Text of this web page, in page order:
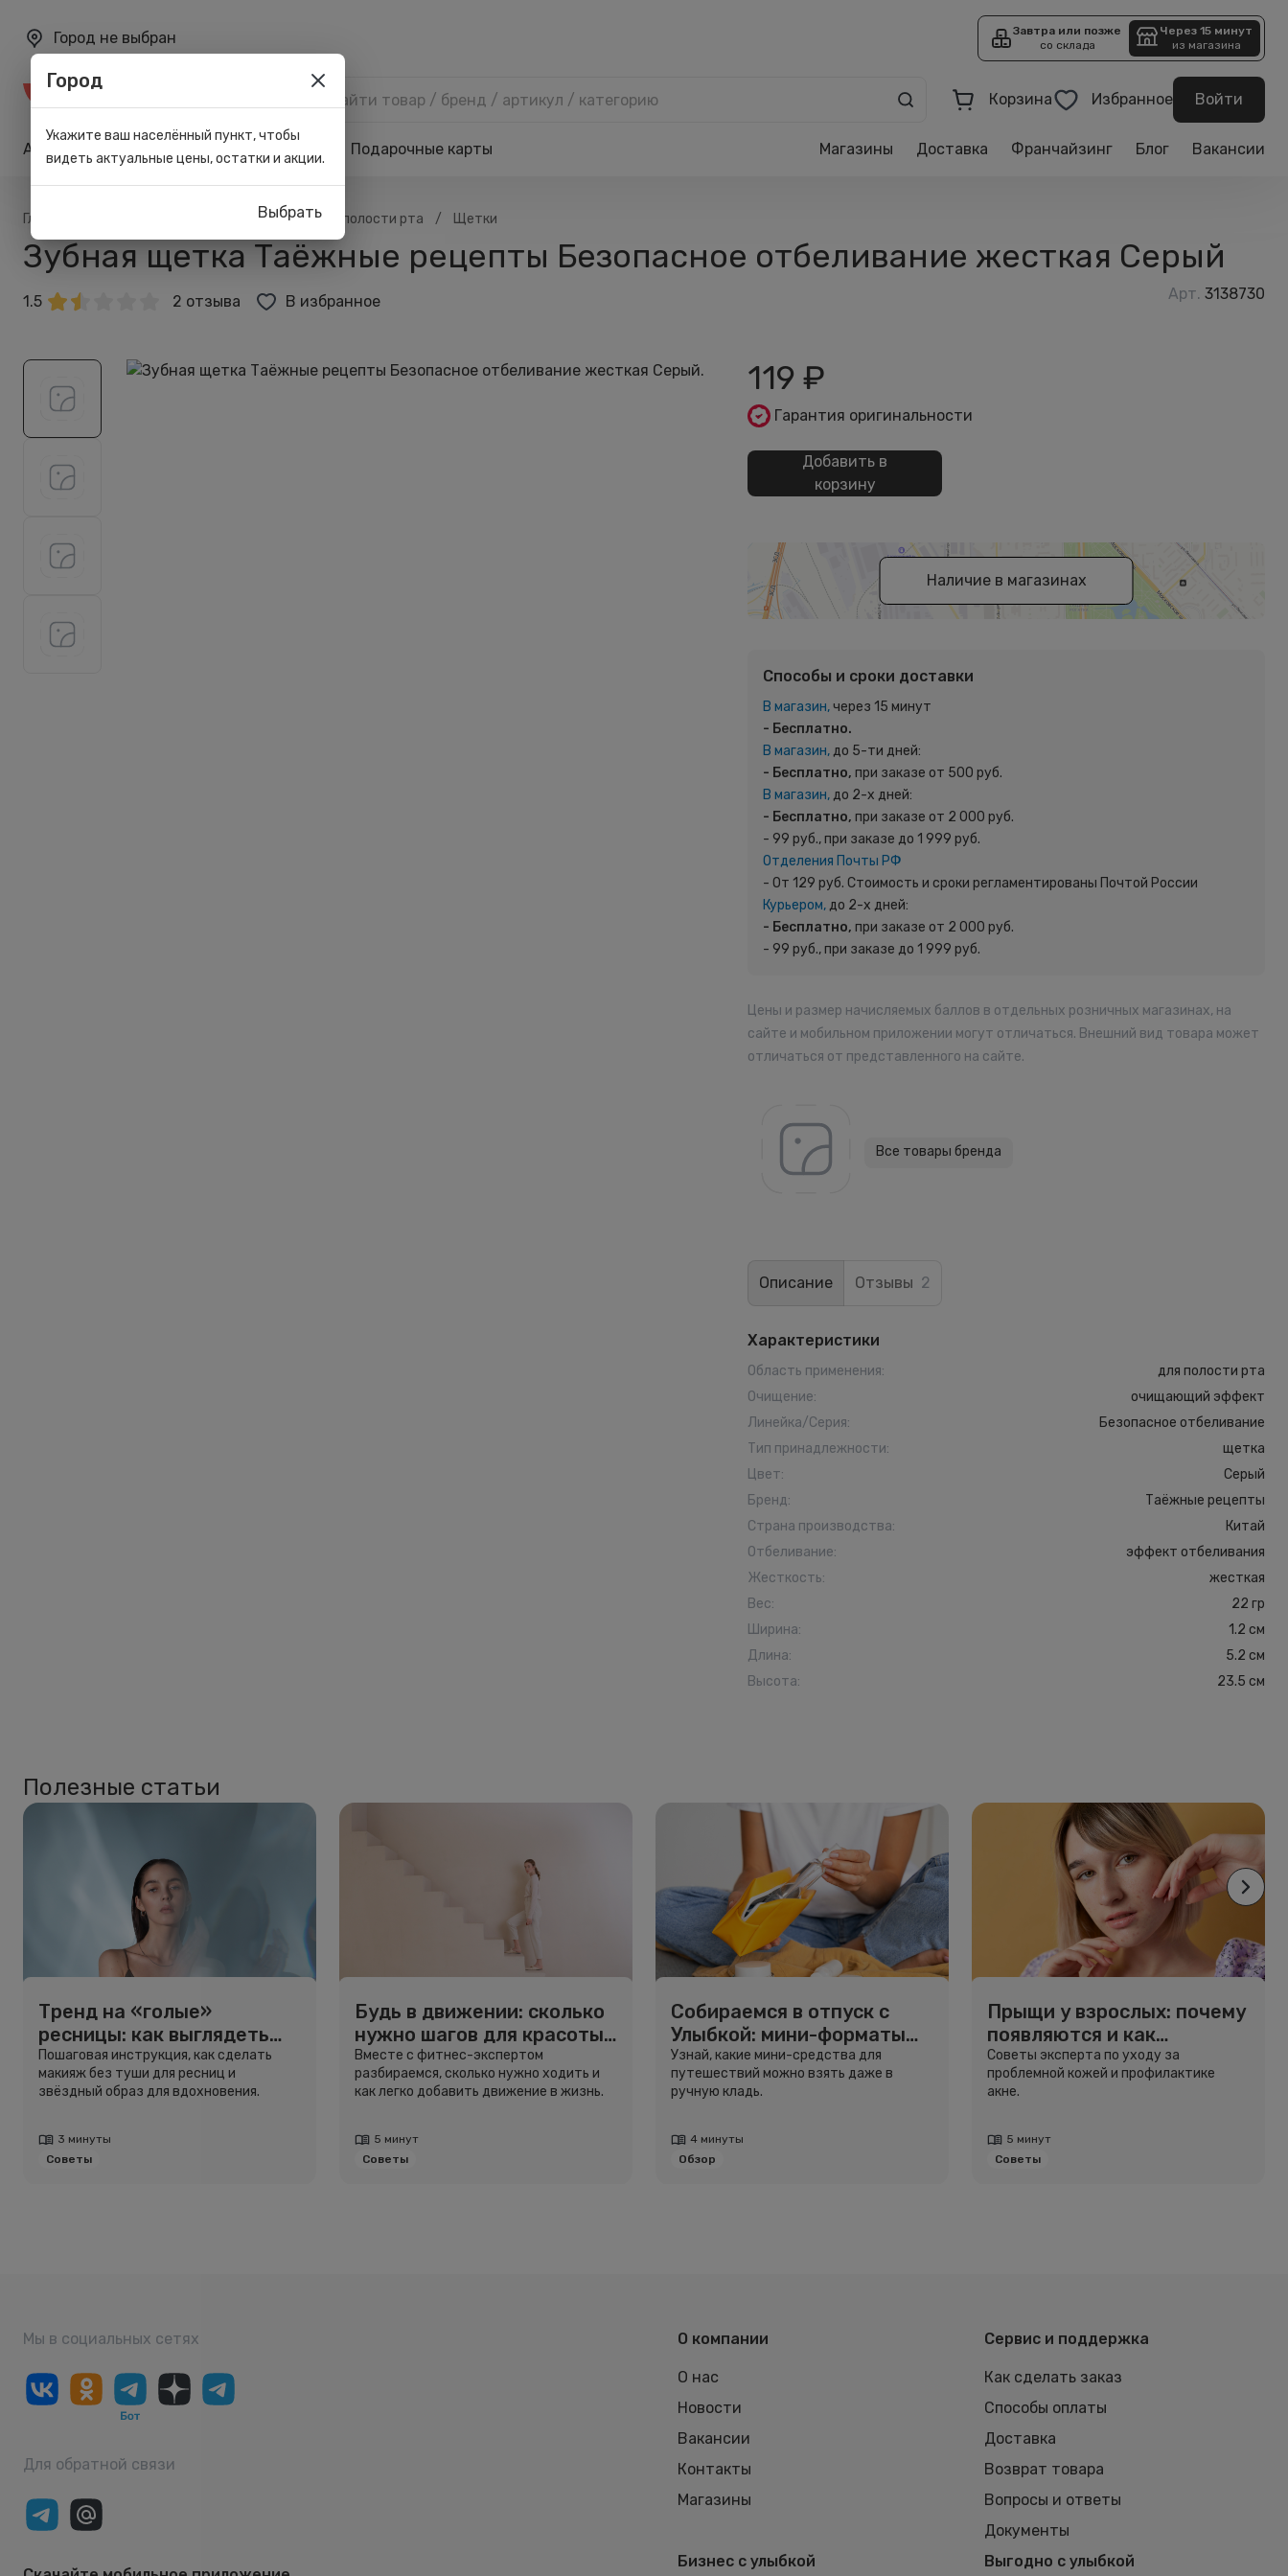
Город не выбран
Завтра или позже
со склада
Через 15 минут
из магазина
Корзина Избранное Войти
Акции Карта лояльности Подарочные карты Магазины Доставка Франчайзинг Блог Вакансии
Главная Личная гигиена / Для полости рта / Щетки
Зубная щетка Таёжные рецепты Безопасное отбеливание жесткая Серый
1.5 2 отзыва В избранное Арт. 3138730
119 ₽
Гарантия оригинальности
Добавить в
корзину
Наличие в магазинах
Способы и сроки доставки
В магазин,через 15 минут
- Бесплатно.
В магазин,до 5-ти дней:
- Бесплатно, при заказе от 500 руб.
В магазин,до 2-х дней:
- Бесплатно, при заказе от 2 000 руб.
- 99 руб., при заказе до 1 999 руб.
Отделения Почты РФ
- От 129 руб. Стоимость и сроки регламентированы Почтой России
Курьером,до 2-х дней:
- Бесплатно, при заказе от 2 000 руб.
- 99 руб., при заказе до 1 999 руб.
Цены и размер начисляемых баллов в отдельных розничных магазинах, на
сайте и мобильном приложении могут отличаться. Внешний вид товара может
отличаться от представленного на сайте.
Все товары бренда
Описание Отзывы 2
Характеристики
Область применения:
для полости рта
Очищение:
очищающий эффект
Линейка/Серия:
Безопасное отбеливание
Тип принадлежности:
щетка
Цвет:
Серый
Бренд:
Таёжные рецепты
Страна производства:
Китай
Отбеливание:
эффект отбеливания
Жесткость:
жесткая
Вес:
22 гр
Ширина:
1.2 см
Длина:
5.2 см
Высота: 23.5 см
Полезные статьи
Тренд на «голые»
ресницы: как выглядеть
свежо, не используя тушь
Пошаговая инструкция, как сделать
макияж без туши для ресниц и
звёздный образ для вдохновения.
3 минуты
Советы
Будь в движении: сколько
нужно шагов для красоты
и здоровья
Вместе с фитнес-экспертом
разбираемся, сколько нужно ходить и
как легко добавить движение в жизнь.
5 минут
Советы
Собираемся в отпуск с
Улыбкой: мини-форматы
для путешествий
Узнай, какие мини-средства для
путешествий можно взять даже в
ручную кладь.
4 минуты
Обзор
Прыщи у взрослых: почему
появляются и как
избавиться
Советы эксперта по уходу за
проблемной кожей и профилактике
акне.
5 минут
Советы
Мы в социальных сетях
Для обратной связи
О компании
О нас
Новости
Вакансии
Контакты
Магазины
Сервис и поддержка
Как сделать заказ
Способы оплаты
Доставка
Возврат товара
Вопросы и ответы
Документы
Бизнес с улыбкой
Выгодно с улыбкой
Город
Укажите ваш населённый пункт, чтобы
видеть актуальные цены, остатки и акции.
Выбрать